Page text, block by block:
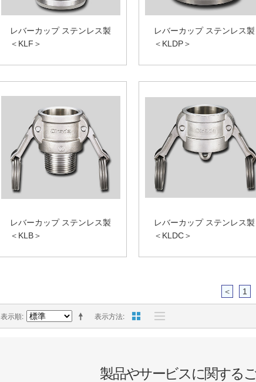
レバーカップ ステンレス製
＜KLF＞
レバーカップ ステンレス製
＜KLDP＞
レバーカップ ステンレス製
＜KLB＞
レバーカップ ステンレス製
＜KLDC＞
＜ 1
表示方法
表示順
製品やサービスに関する